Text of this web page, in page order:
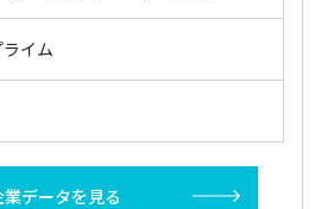
イム
業データを見る